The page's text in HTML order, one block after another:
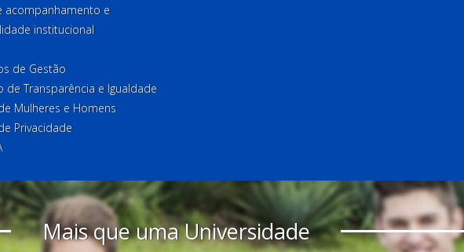
acompanhamento e
institucional
de Gestão
de Transparência e Igualdade
Mulheres e Homens
Privacidade
Mais que uma Universidade